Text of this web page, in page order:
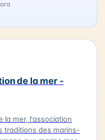
de la mer -
la mer, l'association
traditions des marins-